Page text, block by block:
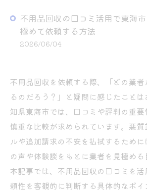
不用品回収の口コミ活用で東海
極めて依頼する方法
2026/06/04
不用品回収を依頼する際、「どの業者
るのだろう？」と疑問に感じたこと
知県東海市では、口コミや評判の重要
慎重な比較が求められています。悪
ルや追加請求の不安を払拭するため
の声や体験談をもとに業者を見極める
本記事では、不用品回収の口コミを
頼性を客観的に判断する具体的なポ